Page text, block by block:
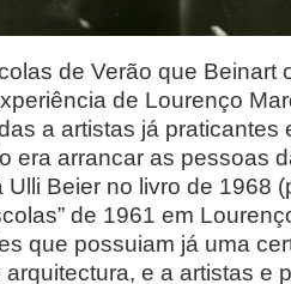
de Verão que Beinart
de Lourenço
a artistas já praticantes
era arrancar as pessoas
Ulli Beier no livro de 1968
de 1961 em
que possuiam já uma
e a artistas e